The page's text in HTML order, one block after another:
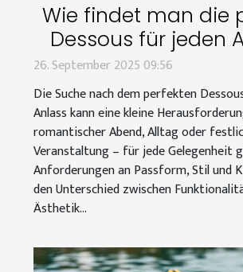
Wie findet man die
Dessous für jeden
26. September 2025 09:56
Die Suche nach dem perfekten
Anlass kann eine kleine
romantischer Abend, Alltag oder
Veranstaltung – für jede Gelegenheit
Anforderungen an Passform, Stil und
den Unterschied zwischen
Ästhetik...